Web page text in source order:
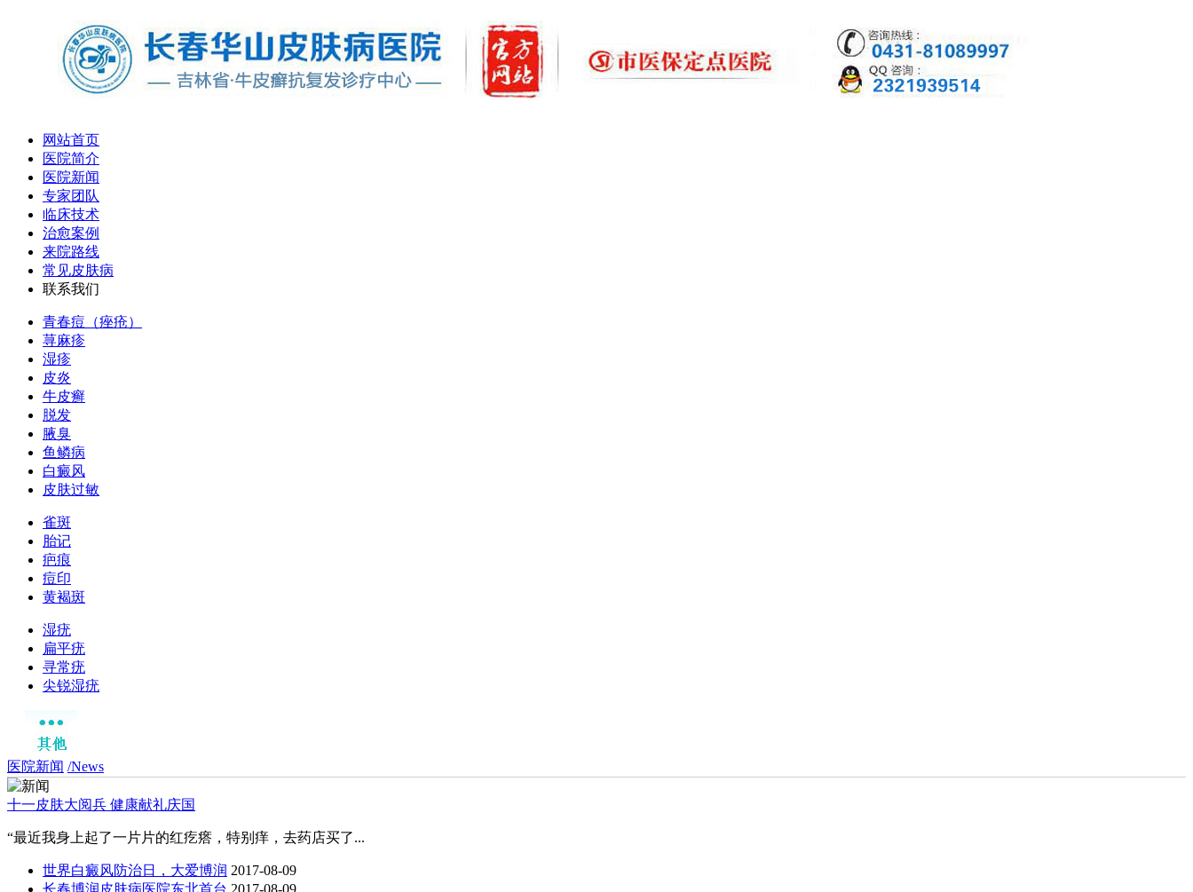
网站首页
医院简介
医院新闻
专家团队
临床技术
治愈案例
来院路线
常见皮肤病
联系我们
青春痘（痤疮）
荨麻疹
湿疹
皮炎
牛皮癣
脱发
腋臭
鱼鳞病
白癜风
皮肤过敏
雀斑
胎记
疤痕
痘印
黄褐斑
湿疣
扁平疣
寻常疣
尖锐湿疣
医院新闻 /News
十一皮肤大阅兵 健康献礼庆国
“最近我身上起了一片片的红疙瘩，特别痒，去药店买了...
世界白癜风防治日，大爱博润 2017-08-09
长春博润皮肤病医院东北首台 2017-08-09